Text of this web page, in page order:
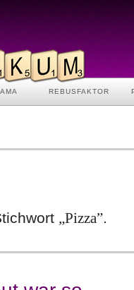
REBUSFAKTOR
„Pizza”.